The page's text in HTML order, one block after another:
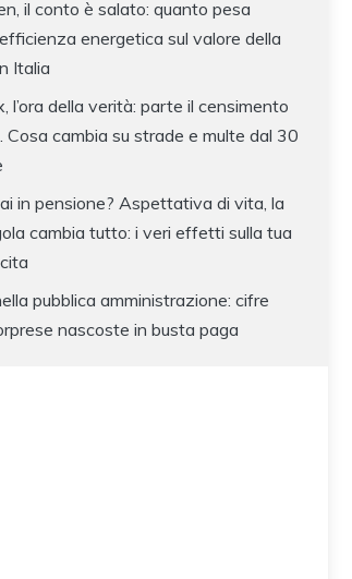
il conto è salato: quanto pesa
energetica sul valore della
Italia
l’ora della verità: parte il censimento
Cosa cambia su strade e multe dal 30
in pensione? Aspettativa di vita, la
cambia tutto: i veri effetti sulla tua
pubblica amministrazione: cifre
nascoste in busta paga